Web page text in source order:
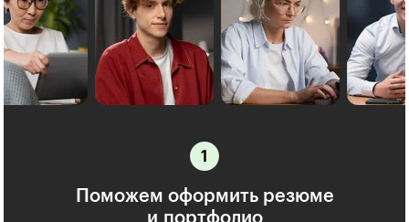
Поможем оформить резюме